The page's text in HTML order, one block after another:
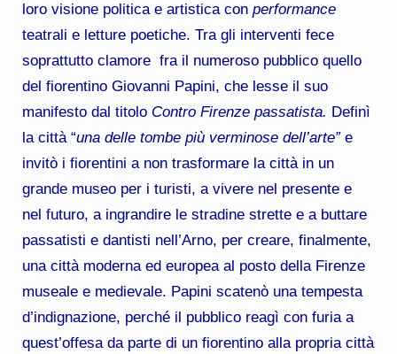
loro visione politica e artistica con performance
teatrali e letture poetiche. Tra gli interventi fece
soprattutto clamore fra il numeroso pubblico quello
del fiorentino Giovanni Papini, che lesse il suo
manifesto dal titolo Contro Firenze passatista. Definì
la città “una delle tombe più verminose dell’arte”e
invitò i fiorentini a non trasformare la città in un
grande museo per i turisti, a vivere nel presente e
nel futuro, a ingrandire le stradine strette e a buttare
passatisti e dantisti nell’Arno, per creare, finalmente,
una città moderna ed europea al posto della Firenze
museale e medievale. Papini scatenò una tempesta
d’indignazione, perché il pubblico reagì con furia a
quest’offesa da parte di un fiorentino alla propria città